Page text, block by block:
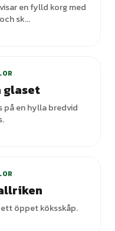
en fylld korg med
sk...
på en hylla bredvid
öppet köksskåp.